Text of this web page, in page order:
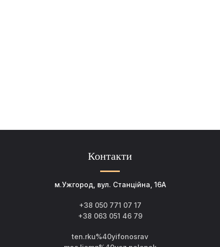
Контакти
м.Ужгород, вул. Станційна, 16А
+38 050 771 07 17
+38 063 051 46 79
ten.rku%40yifonosrav